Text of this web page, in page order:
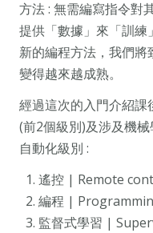
方法 : 無需編寫指令對
提供「數據」來「訓
新的編程方法，我們
變得越來越成熟。
經過這次的入門介紹課
(前2個級別)及涉及機
自動化級別 :
遙控 | Remote
編程 |
監督式學習 |